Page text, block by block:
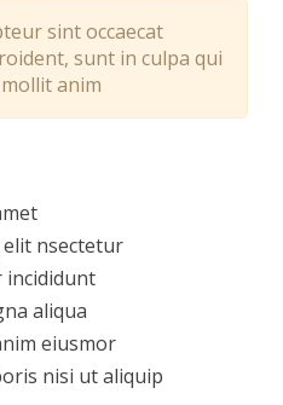
sint occaecat
sunt in culpa qui
anim
nsectetur
incididunt
aliqua
eiusmor
nisi ut aliquip